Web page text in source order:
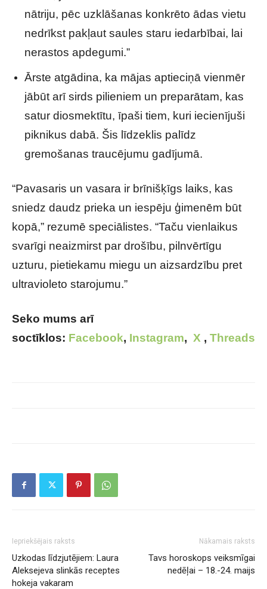
nātriju, pēc uzklāšanas konkrēto ādas vietu
nedrīkst pakļaut saules staru iedarbībai, lai
nerastos apdegumi.”
Ārste atgādina, ka mājas aptieciņā vienmēr
jābūt arī sirds pilieniem un preparātam, kas
satur diosmektītu, īpaši tiem, kuri iecienījuši
piknikus dabā. Šis līdzeklis palīdz
gremošanas traucējumu gadījumā.
“Pavasaris un vasara ir brīnišķīgs laiks, kas
sniedz daudz prieka un iespēju ģimenēm būt
kopā,” rezumē speciālistes. “Taču vienlaikus
svarīgi neaizmirst par drošību, pilnvērtīgu
uzturu, pietiekamu miegu un aizsardzību pret
ultravioleto starojumu.”
Seko mums arī
soctīklos: Facebook, Instagram, X , Threads
Iepriekšējais raksts
Uzkodas līdzjutējiem: Laura
Aleksejeva slinkās receptes
hokeja vakaram
Nākamais raksts
Tavs horoskops veiksmīgai
nedēļai – 18.-24. maijs